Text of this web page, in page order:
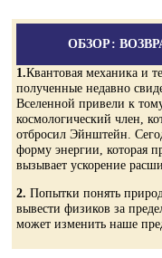
ОБЗОР:
1.Квантовая механика и
полученные недавно
Вселенной привели к
космологический член,
отбросил Эйнштейн.
форму энергии, которая
вызывает ускорение
2. Попытки понять
вывести физиков за
может изменить наше